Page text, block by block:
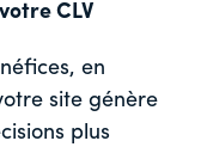
CLV
en
site génère
plus